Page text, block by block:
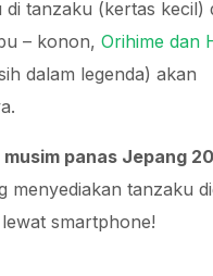
tanzaku (kertas kecil)
– konon,Orihime dan
dalam legenda) akan
musim panas Jepang
menyediakan tanzaku
smartphone!